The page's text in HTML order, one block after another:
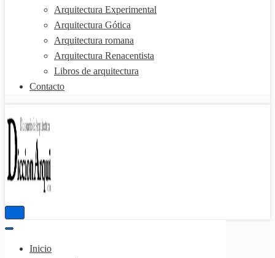
Arquitectura Experimental
Arquitectura Gótica
Arquitectura romana
Arquitectura Renacentista
Libros de arquitectura
Contacto
Menú
Menú
navegación
Inicio